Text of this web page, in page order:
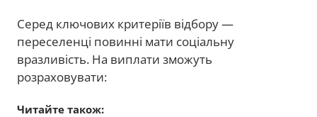
Серед ключових критеріїв відбору —
переселенці повинні мати соціальну
вразливість. На виплати зможуть
розраховувати:
Читайте також: